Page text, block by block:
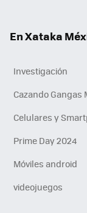
En Xataka
Investigación
Cazando Gangas
Celulares y
Prime Day 2024
Móviles android
videojuegos